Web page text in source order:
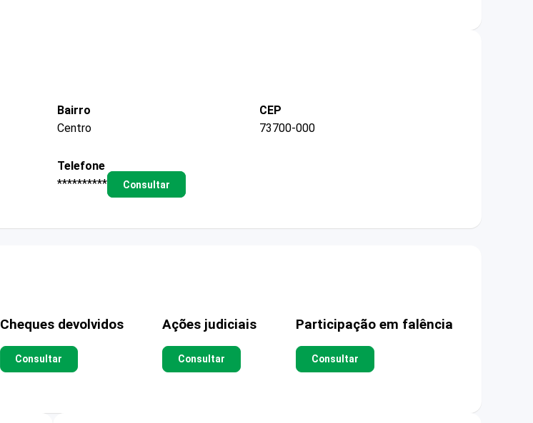
Bairro
Centro
CEP
73700-000
Telefone
**********
Consultar
Cheques devolvidos
Consultar
Ações judiciais
Consultar
Participação em falência
Consultar